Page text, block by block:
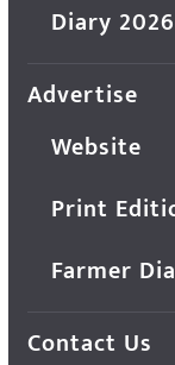
Diary 2026
Advertise
Website
Print
Farmer
Contact Us